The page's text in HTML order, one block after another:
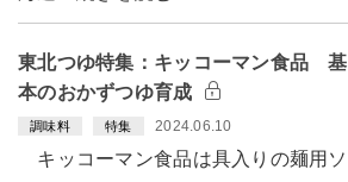
東北つゆ特集：キッコーマン食品 基
本のおかずつゆ育成
調味料 特集 2024.06.10
キッコーマン食品は具入りの麺用ソ